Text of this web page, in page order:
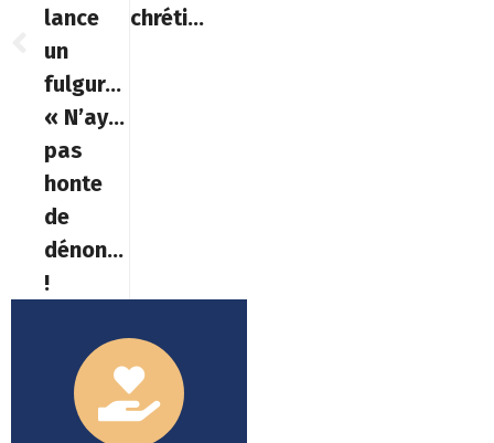
lance
un
fulgurant
« N’ayez
pas
honte
de
dénoncer »
!
chrétiens